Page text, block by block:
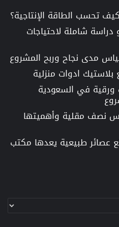
تحسب الطاقة الإنتاجية؟
شاملة لاحتياجات
مدى نجاح وربح المشروع
ادوات منزلية
في السعودية
نصف مقلية وأهميتها
طبيعية يعدها مكتب